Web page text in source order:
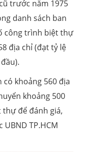
trước năm 1975
danh sách ban
công trình biệt thự
địa chỉ (đạt tỷ lệ
khoảng 560 địa
khoảng 500
để đánh giá,
TP.HCM